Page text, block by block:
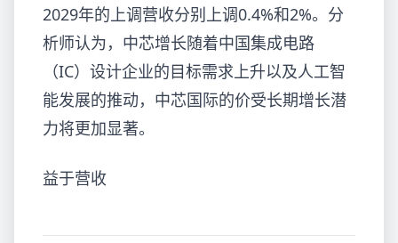
2029年的上调营收分别上调0.4%和2%。分
析师认为，中芯增长随着中国集成电路
（IC）设计企业的目标需求上升以及人工智
能发展的推动，中芯国际的价受长期增长潜
力将更加显著。
益于营收